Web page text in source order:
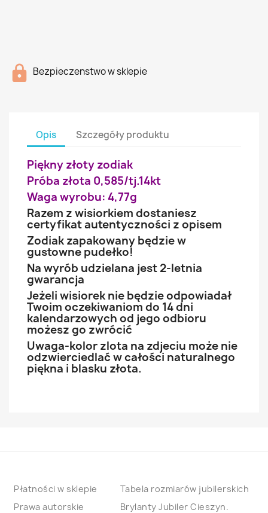
Bezpieczenstwo w sklepie
Opis Szczegóły produktu
Piękny złoty zodiak
Próba złota 0,585/tj.14kt
Waga wyrobu: 4,77g
Razem z wisiorkiem dostaniesz
certyfikat autentyczności z opisem
Zodiak zapakowany będzie w
gustowne pudełko!
Na wyrób udzielana jest 2-letnia
gwarancja
Jeżeli wisiorek nie będzie odpowiadał
Twoim oczekiwaniom do 14 dni
kalendarzowych od jego odbioru
możesz go zwrócić
Uwaga-kolor zlota na zdjeciu może nie
odzwierciedlać w całości naturalnego
piękna i blasku złota.
Płatności w sklepie
Prawa autorskie
Tabela rozmiarów jubilerskich
Brylanty Jubiler Cieszyn.